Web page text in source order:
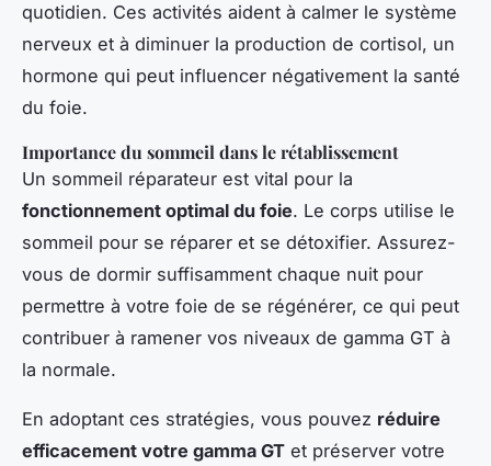
quotidien. Ces activités aident à calmer le système
nerveux et à diminuer la production de cortisol, un
hormone qui peut influencer négativement la santé
du foie.
Importance du sommeil dans le rétablissement
Un sommeil réparateur est vital pour la
fonctionnement optimal du foie. Le corps utilise le
sommeil pour se réparer et se détoxifier. Assurez-
vous de dormir suffisamment chaque nuit pour
permettre à votre foie de se régénérer, ce qui peut
contribuer à ramener vos niveaux de gamma GT à
la normale.
En adoptant ces stratégies, vous pouvez réduire
efficacement votre gamma GT et préserver votre